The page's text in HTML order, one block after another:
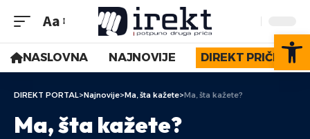
Aa
NASLOVNA NAJNOVIJE DIREKT PRIČE
DIREKT PORTAL>Najnovije>Ma, šta kažete>Ma, šta kažete?
Ma, šta kažete?